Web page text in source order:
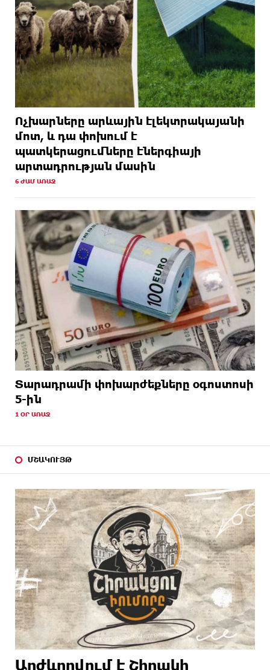
Ոչխարները արևային էլեկտրակայանի
մոտ, և դա փոխում է
պատկերացումները էներգիայի
արտադրության մասին
6 ԺԱՄ ԱՌԱՋ
Տարադրամի փոխարժեքները օգոստոսի
5-ին
1 ՕՐ ԱՌԱՋ
ՄՇԱԿՈՒՅԹ
Արժևորվում է Շիրակի